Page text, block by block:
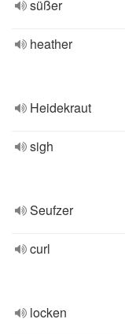
süßer
heather
Heidekraut
sigh
Seufzer
curl
locken